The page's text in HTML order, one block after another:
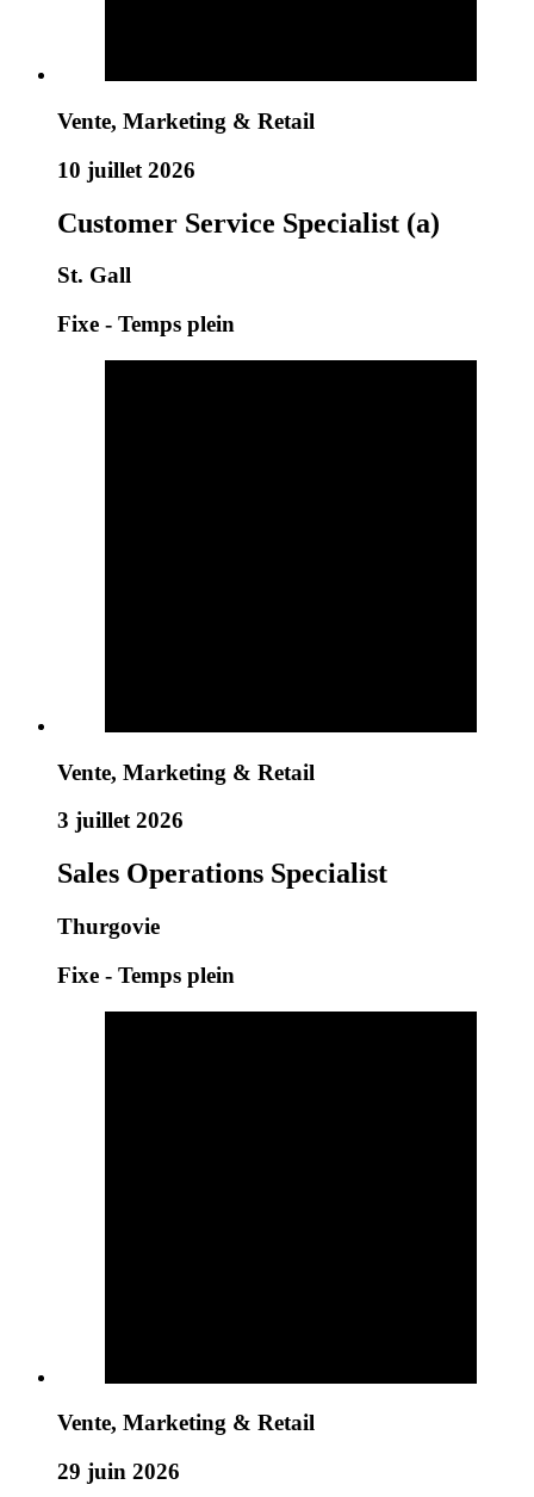
Vente, Marketing & Retail
10 juillet 2026
Customer Service Specialist (a)
St. Gall
Fixe - Temps plein
Vente, Marketing & Retail
3 juillet 2026
Sales Operations Specialist
Thurgovie
Fixe - Temps plein
Vente, Marketing & Retail
29 juin 2026